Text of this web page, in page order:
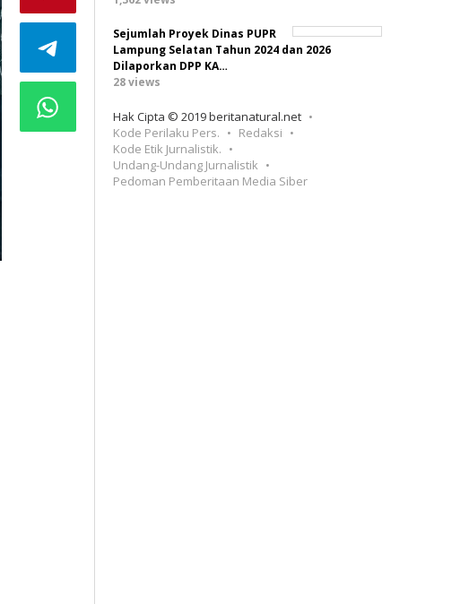
Sejumlah Proyek Dinas PUPR
Lampung Selatan Tahun 2024 dan 2026
Dilaporkan DPP KA…
28 views
Hak Cipta © 2019 beritanatural.net
Kode Perilaku Pers.
Redaksi
Kode Etik Jurnalistik.
Undang-Undang Jurnalistik
Pedoman Pemberitaan Media Siber